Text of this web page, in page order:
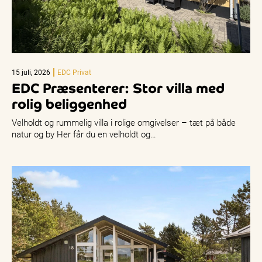
15 juli, 2026 EDC Privat
EDC Præsenterer: Stor villa med
rolig beliggenhed
Velholdt og rummelig villa i rolige omgivelser – tæt på både
natur og by Her får du en velholdt og…